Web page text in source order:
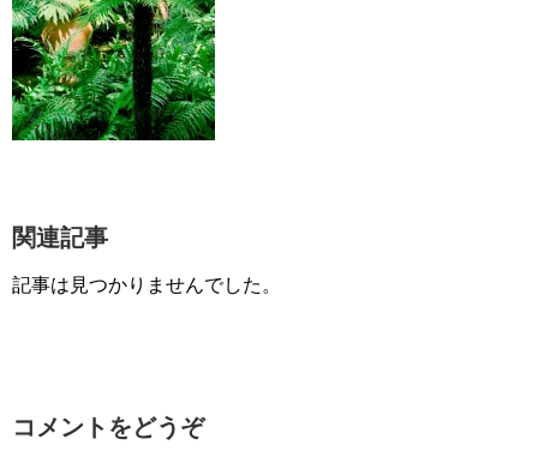
関連記事
記事は見つかりませんでした。
コメントをどうぞ